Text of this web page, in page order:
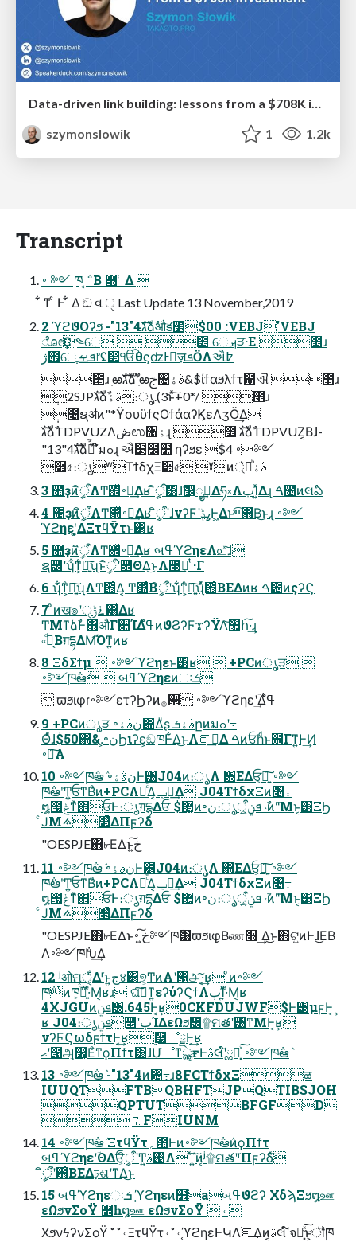
Data-driven link building: lessons from a $708K investment (BrightonSEO talk)
szymonslowik
1 1.2k
Transcript
࠾ ༻ ཁ ݅ ͔ Β ఻ ͑ Δ 
͋ ͳ ͨ Ͱ ͋ Δ ඞ વ ੑ Last Update 13 November,2019
2 ϓϩϑΟʔϧ -"13"4גࣜձࣾऔక໾$00 :VEBJ'VEBJ
ೋҪ༤େ  ೥ େࡕੜ·Ε ೥ɹ
ژ౎େֶܦࡁֶ෦ʢ෢ੴθϛʣͰٕज़ܦӦΛઐ߈
೥ɹ ָఱגࣜձࣾʹָͯఱࢢ৔ࣄۀ&$ίϯαϧλϯτ഑ଐ ೥ɹ
݄2SJPגࣜձࣾࣄۀ։ൃ.(3ͱͯ͠+0*/ ೥ɹ
݄೔ຊॳͷ"*ϔουϋϯςΟϯάαʔϏεΛӡӦ͢Δ
גࣜձࣾTDPVUZΛڞಉ૑ۀɻ ೥ גࣜձࣾTDPVUZ͔Βɺ-
"13"4גࣜձࣾʹ໊ࣾมߋɻ ઐ໳෼໺ ηʔϧε $4 ࠾༻
૊৫։ൃʷΤϯδχΞ૊৫ ˠͷࣄۀ্ཱͪ͛
3 ೚ҙͷީิऀΛͲ͏΍ͬͯ࠾༻͢Δʁ ީิऀ͸ɺࣗ෼͕ೖࣾ͢Δཧ༝ΛٻΊ͍ͯΔɻ ࠓ೔ͷલఏ
4 ೚ҙͷީิऀΛͲ͏΍ͬͯ࠾༻͢Δʁ ީิऀʹɺνʔϜʹߩݙͰ͖Δͱײͯ͡΋Β͏͜ͱɻ ࠾༻
ϓϩηεʹ͓͚ΔΞτϥΫτͱ͸ʁ
5 ೚ҙͷީิऀΛͲ͏΍ͬͯ࠾༻͢Δʁ બߟϓϩηεΛ௨ͯ͠ɺ
ຊ౰ʹʮ͋ͳ͕ͨཉ͍͠ʯͱީิऀʹ఻ΘΔ͜ͱΛ໨ࢦ͢ ͭ·Γ
6 ʮ͋ͳ͕ͨཉ͍͠ʯΛͲ͏఻͑Δ͔ Ͳ͏΍ͬͨΒީิऀʹʮ͋ͳ͕ͨཉ͍͠ʯͬͯ఻͑ΒΕΔͷʁ ࠓ೔ͷςʔϚ
7 ͦͷख๏ʹ࠶ݱੑ͸͋Δʁ
ͲΜͳձࣾͰ΋औΓ૊ΊΔߟ͑ํͷϑϨʔϜϫʔΫΛ͝঺հ͠·͢ɻ
˓˓͔ࣾͩΒग़དྷΔΜ͡Όͳ͍ͷʁ
8 ΞδΣϯμ  ࠾༻ϓϩηεͱ͸ʁ  +PCͷൃੜ 
࠾༻ཁ݅ఆٛ  બߟϓϩηεͷઃܭ
 ϖϧιφɾ࠾༻ετʔϦʔͷ࡞੒ ࠾༻ϓϩηεʹؔ͢Δߟ͑ํ
9 +PCͷൃੜ ৽نࣄۀ΍Δͧʂ ࣄۀܭըͷมߋʹ߹
Θͤͯɺ$50΍&.͕৽نϦιʔε͕ඞཁͰ͋Δ͜ͱΛೝࣝ͢Δ ࠓͷਓһͩͱ଍Γͳ͍Ͱ͢Ͷ
࠾༻͠Α͏
10 ࠾༻ཁ݅ఆٛ ৽نࣄۀͰ͸J04ͷ։ൃΛ ΍ΕΔਓ͕ཉ͍͠ ࠾༻
ཁ݅ఆٛʹͲ͏͍͏ਓͳΒͦͷ+PCΛՌͨͤΔ͔ݕ౼͢Δ J04ΤϯδχΞͷ৔߹
໘౗ݟͳͯ͘΋ਓͰ։ൃग़དྷΔਓ $޲͚ͷ৽ن։ൃܦݧऀ͕͍͍ ˓ࣾͷ"͞Μͱ͔͸ΞϦ
ͨͿΜ࠽௒͑ͯΔΠϝʔδ
"OESPJE΋৮ΕΔͱخ͍͠
11 ࠾༻ཁ݅ఆٛ ৽نࣄۀͰ͸J04ͷ։ൃΛ ΍ΕΔਓ͕ཉ͍͠ ࠾༻
ཁ݅ఆٛʹͲ͏͍͏ਓͳΒͦͷ+PCΛՌͨͤΔ͔ݕ౼͢Δ J04ΤϯδχΞͷ৔߹
໘౗ݟͳͯ͘΋ਓͰ։ൃग़དྷΔਓ $޲͚ͷ৽ن։ൃܦݧऀ͕͍͍ ˓ࣾͷ"͞Μͱ͔͸ΞϦ
ͨͿΜ࠽௒͑ͯΔΠϝʔδ
"OESPJE΋৮ΕΔͱخ͍͠ ࠾༻ཁ݅͸ϖϧιφ͔Βண૝ ͢Δ͜ͱ΋ଟ͍ͷͰɺ͜ΕΒ
Λ࠾༻ཁ݅Խ͢Δ
12 ʲओମੑ͕͋Δʳͱ͍͏ج४͸୭͕ͲͷΑ͏ʹ൑அ͠·͔͢ʁ ͦͷ࠾༻
ཁ݅ͭͷཁ͕͍݅ࠞͬͯ͟·ͤΜ͔ʁɹ ଘࡏ͠ͳ͍εʔύʔϚϯΛٻΊ͍ͯ·ͤΜ͔ʁ
4XJGUͷܦݧ͸.645Ͱ͔͢ʁ0CKFDUJWF$Ͱ͸μϝͰ͔͢
ʁ J04։ൃܦݧ೥ʹٻΊΔεΩϧ͸۩ମతʹ͸ͳΜͰ͔͢ʁ
νʔϜϚωδϝϯτͰ͔͢ʁ࣮૷ೳྗͰ͔͢ʁ
ޙʹ൑அ͕෼͔Εͦ͏ͳϙΠϯτ͸ɺՄೳͳൣғͰࣄલʹ໌ྎԽ͓ͯ͘͠ ࠾༻ཁ݅ఆٛ
13 ࠾༻ཁ݅ఆٛ -"13"4ͷ৔߹ɹ8FCΤϯδχΞळ
IUUQTFTBQBHFTJPQTIBSJOH
QPTUTBFGFD
⒎FIUNM
14 ࠾༻ཁ݅ఆٛ ΞτϥΫτ؍఺Ͱͷ࠾༻ཁ݅ఆٛͷϙΠϯτ
બߟϓϩηεʹؔΘΔਓ͕ީิऀʹͲ͏͍͏࢓ࣄΛ ͯ͠΄͍͠ͷ͔ʲ۩ମతʹʳΠϝʔδͯ͠
ީิऀʹ఻͑ΒΕΔঢ়ଶʹͳΔ͜ͱ
15 બߟϓϩηεઃܭ ֤ϓϩηεͷ໾ׂaબߟϑϩʔ ΧδϡΞϧ໘ஊ
εΩϧνΣοΫ ໾һ໘ஊ εΩϧνΣοΫ  ˓ 
ΧϧνϟʔνΣοΫ ˚ ˚ ˓ ΞτϥΫτ ˓ ˚ ˓ ֤ϓϩηεͰԿΛ֬ೝ͢Δͷ͔ࣄલʹ໌จԽ͓ͯ͘͜͠ͱ͕ॏཁ